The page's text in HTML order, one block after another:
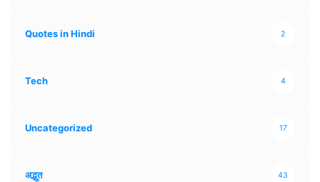
Quotes in Hindi 2
Tech 4
Uncategorized 17
अद्भुत 43